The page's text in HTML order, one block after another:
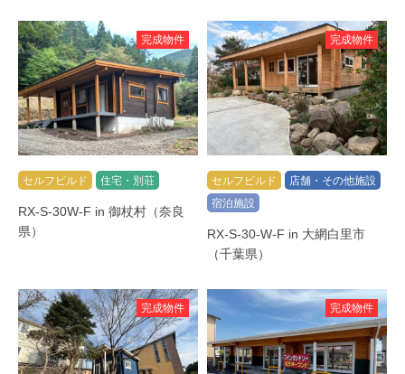
完成物件
セルフビルド 住宅・別荘
RX-S-30W-F in 御杖村（奈良
県）
完成物件
セルフビルド
店舗・その他施設
宿泊施設
RX-S-30-W-F in 大網白里市
（千葉県）
完成物件 完成物件